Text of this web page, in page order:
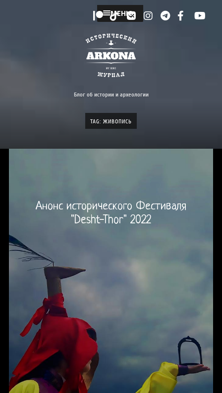
МЕНЮ
Блог об истории и археологии
TAG: ЖИВОПИСЬ
Анонс исторического Фестиваля
"Desht-Thor" 2022